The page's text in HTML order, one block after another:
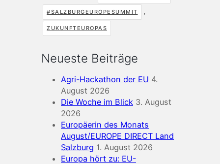
#SALZBURGEUROPESUMMIT ,
ZUKUNFTEUROPAS
Neueste Beiträge
Agri-Hackathon der EU 4.
August 2026
Die Woche im Blick 3. August
2026
Europäerin des Monats
August/EUROPE DIRECT Land
Salzburg 1. August 2026
Europa hört zu: EU-